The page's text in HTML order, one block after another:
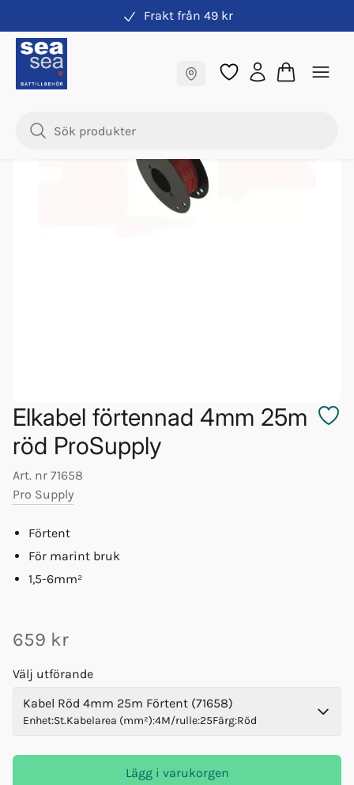
Frakt från 49 kr
Samma pris online & i butik
Nyhet
Elkabel förtennad 4mm 25m
röd ProSupply
Art. nr 71658
Pro Supply
Förtent
För marint bruk
1,5-6mm²
659 kr
Välj utförande
Kabel Röd 4mm 25m Förtent (71658)
Enhet:St.Kabelarea (mm²):4M/rulle:25Färg:Röd
Lägg i varukorgen